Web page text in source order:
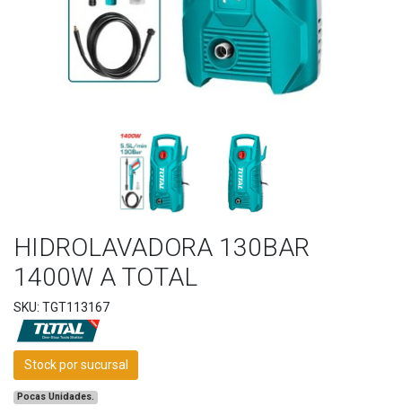
HIDROLAVADORA 130BAR
1400W A TOTAL
SKU: TGT113167
Stock por sucursal
Pocas Unidades.